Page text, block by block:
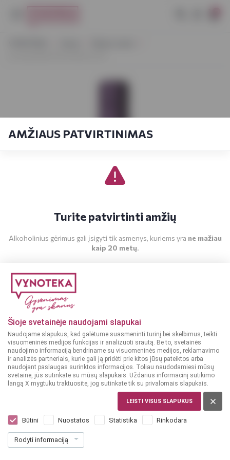
Šioje svetainėje naudojami slapukai
Naudojame slapukus, kad galėtume suasmeninti turinį bei skelbimus, teikti
visuomeninės medijos funkcijas ir analizuoti srautą. Be to, svetainės
naudojimo informaciją bendriname su visuomeninės medijos, reklamavimo
ir analizės partneriais, kurie gali ją pridėti prie kitos jūsų pateiktos arba
naudojant paslaugas surinktos informacijos. Toliau naudodamiesi mūsų
svetaine, jūs sutinkate su mūsų slapukais. Uždarius informacinį sutikimo
langą X mygtuku traktuosite, jog sutinkate tik su privalomais slapukais.
LEISTI VISUS SLAPUKUS
Būtini Nuostatos Statistika Rinkodara
Rodyti informaciją
AMŽIAUS PATVIRTINIMAS
Turite patvirtinti amžių
Alkoholinius gėrimus gali įsigyti tik asmenys, kuriems yra ne mažiau
kaip 20 metų.
Le Grand Noir Pinot Noir 0,75 l
Dar nėra balsų, galite įvertinti
49